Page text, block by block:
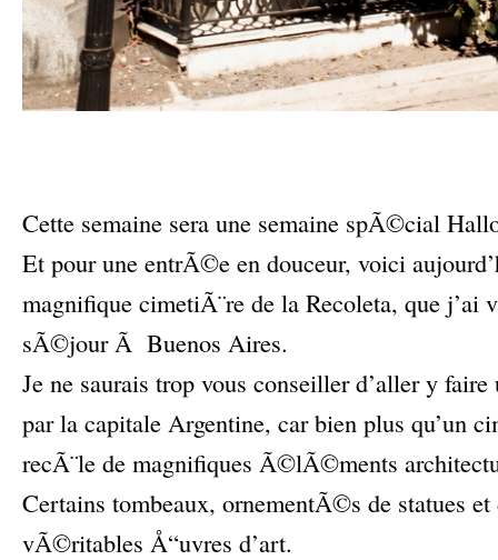
Cette semaine sera une semaine spÃ©cial
Et pour une entrÃ©e en douceur, voici
magnifique cimetiÃ¨re de la Recoleta, que
sÃ©jour Ã Buenos Aires.
Je ne saurais trop vous conseiller d’aller y
par la capitale Argentine, car bien plus qu’un
recÃ¨le de magnifiques Ã©lÃ©ments
Certains tombeaux, ornementÃ©s de statues
vÃ©ritables Å“uvres d’art.